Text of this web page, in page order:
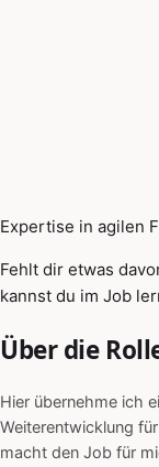
Expertise in agilen
Fehlt dir etwas
kannst du im Job
Über die
Hier übernehme ich
Weiterentwicklung
macht den Job für